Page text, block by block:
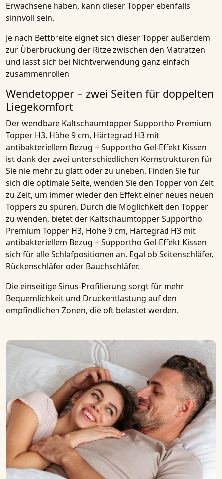
Erwachsene haben, kann dieser Topper ebenfalls
sinnvoll sein.
Je nach Bettbreite eignet sich dieser Topper außerdem
zur Überbrückung der Ritze zwischen den Matratzen
und lässt sich bei Nichtverwendung ganz einfach
zusammenrollen
Wendetopper – zwei Seiten für doppelten
Liegekomfort
Der wendbare Kaltschaumtopper Supportho Premium
Topper H3, Höhe 9 cm, Härtegrad H3 mit
antibakteriellem Bezug + Supportho Gel-Effekt Kissen
ist dank der zwei unterschiedlichen Kernstrukturen für
Sie nie mehr zu glatt oder zu uneben. Finden Sie für
sich die optimale Seite, wenden Sie den Toppervon Zeit
zu Zeit, um immer wieder den Effekt einer neues neuen
Toppers zu spüren. Durch die Möglichkeit den Topper
zu wenden, bietet der Kaltschaumtopper Supportho
Premium Topper H3, Höhe 9 cm, Härtegrad H3 mit
antibakteriellem Bezug + Supportho Gel-Effekt Kissen
sich für alle Schlafpositionen an. Egal ob Seitenschläfer,
Rückenschläfer oder Bauchschläfer.
Die einseitigeSinus-Profilierung sorgt für mehr
Bequemlichkeit und Druckentlastung auf den
empfindlichen Zonen, die oft belastet werden.